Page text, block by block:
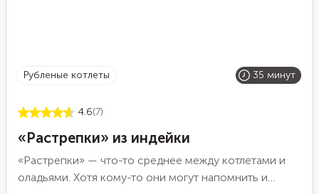
рубленые котлеты 35 минут
4.6(7)
«Растрепки» из индейки
«Растрепки» — что-то среднее между котлетами и
оладьями. Хотя кому-то они могут напомнить и